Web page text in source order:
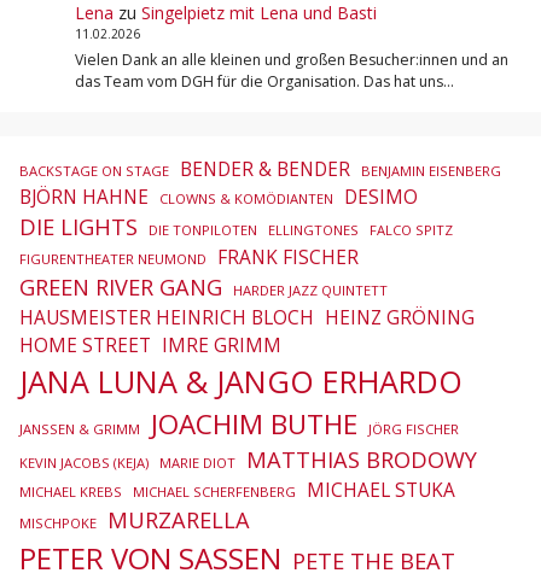
Lena zu Singelpietz mit Lena und Basti
11.02.2026
Vielen Dank an alle kleinen und großen Besucher:innen und an
das Team vom DGH für die Organisation. Das hat uns…
BACKSTAGE ON STAGE BENDER & BENDER BENJAMIN EISENBERG
BJÖRN HAHNE CLOWNS & KOMÖDIANTEN DESIMO
DIE LIGHTS DIE TONPILOTEN ELLINGTONES
FALCO SPITZ
FIGURENTHEATER NEUMOND
FRANK FISCHER
GREEN RIVER GANG HARDER JAZZ QUINTETT
HAUSMEISTER HEINRICH BLOCH HEINZ GRÖNING
HOME STREET IMRE GRIMM
JANA LUNA & JANGO ERHARDO
JANSSEN & GRIMM JOACHIM BUTHE
JÖRG FISCHER
KEVIN JACOBS (KEJA)
MARIE DIOT MATTHIAS BRODOWY
MICHAEL KREBS MICHAEL SCHERFENBERG MICHAEL STUKA
MISCHPOKE MURZARELLA
PETER VON SASSEN PETE THE BEAT